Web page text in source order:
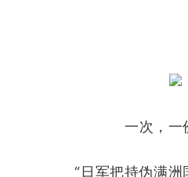
一次，一
“日军把持伪满洲